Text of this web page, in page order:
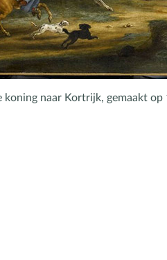
koning naar Kortrijk, gemaakt